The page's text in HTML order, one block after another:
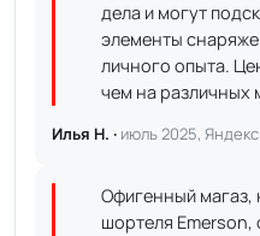
дела и могут
элементы
личного опыта.
чем на различных
Илья Н. · июль 2025,
Офигенный магаз,
шортеля